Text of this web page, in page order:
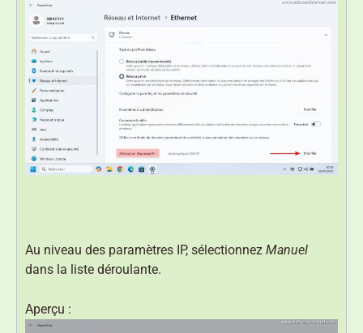
Au niveau des paramètres IP, sélectionnez Manuel
dans la liste déroulante.
Aperçu :